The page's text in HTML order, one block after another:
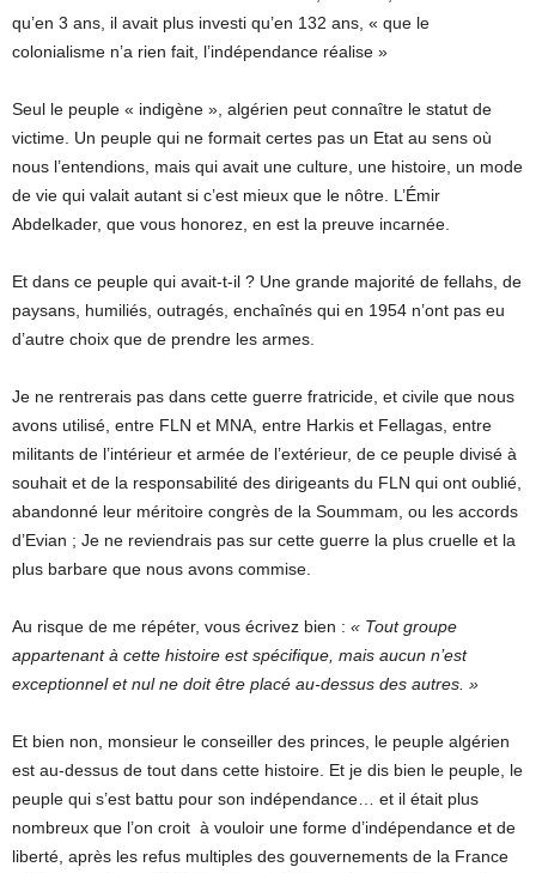
qu’en 3 ans, il avait plus investi qu’en 132 ans, « que le
colonialisme n’a rien fait, l’indépendance réalise »
Seul le peuple « indigène », algérien peut connaître le statut de
victime. Un peuple qui ne formait certes pas un Etat au sens où
nous l’entendions, mais qui avait une culture, une histoire, un mode
de vie qui valait autant si c’est mieux que le nôtre. L’Émir
Abdelkader, que vous honorez, en est la preuve incarnée.
Et dans ce peuple qui avait-t-il ? Une grande majorité de fellahs, de
paysans, humiliés, outragés, enchaînés qui en 1954 n’ont pas eu
d’autre choix que de prendre les armes.
Je ne rentrerais pas dans cette guerre fratricide, et civile que nous
avons utilisé, entre FLN et MNA, entre Harkis et Fellagas, entre
militants de l’intérieur et armée de l’extérieur, de ce peuple divisé à
souhait et de la responsabilité des dirigeants du FLN qui ont oublié,
abandonné leur méritoire congrès de la Soummam, ou les accords
d’Evian ; Je ne reviendrais pas sur cette guerre la plus cruelle et la
plus barbare que nous avons commise.
Au risque de me répéter, vous écrivez bien : « Tout groupe
appartenant à cette histoire est spécifique, mais aucun n’est
exceptionnel et nul ne doit être placé au-dessus des autres. »
Et bien non, monsieur le conseiller des princes, le peuple algérien
est au-dessus de tout dans cette histoire. Et je dis bien le peuple, le
peuple qui s’est battu pour son indépendance… et il était plus
nombreux que l’on croit à vouloir une forme d’indépendance et de
liberté, après les refus multiples des gouvernements de la France